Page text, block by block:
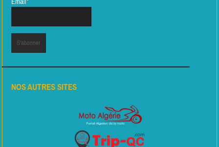
NOS AUTRES SITES